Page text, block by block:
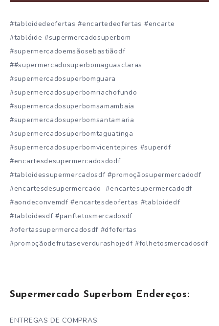
#tabloidedeofertas #encartedeofertas #encarte
#tablóide #supermercadosuperbom
#supermercadoemsãosebastiãodf
##supermercadosuperbomaguasclaras
#supermercadosuperbomguara
#supermercadosuperbomriachofundo
#supermercadosuperbomsamambaia
#supermercadosuperbomsantamaria
#supermercadosuperbomtaguatinga
#supermercadosuperbomvicentepires #superdf
#encartesdesupermercadosdodf
#tabloidessupermercadosdf #promoçãosupermercadodf
#encartesdesupermercado #encartesupermercadodf
#aondeconvemdf #encartesdeofertas #tabloidedf
#tabloidesdf #panfletosmercadosdf
#ofertassupermercadosdf #dfofertas
#promoçãodefrutaseverdurashojedf #folhetosmercadosdf
Supermercado Superbom Endereços:
ENTREGAS DE COMPRAS: